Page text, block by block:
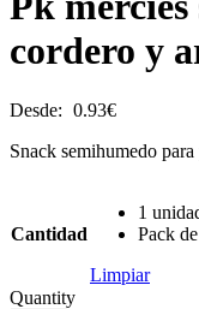
cordero y
Desde: 0.93€
Snack semihumedo
Cantidad
1
Pack
Limpiar
Quantity